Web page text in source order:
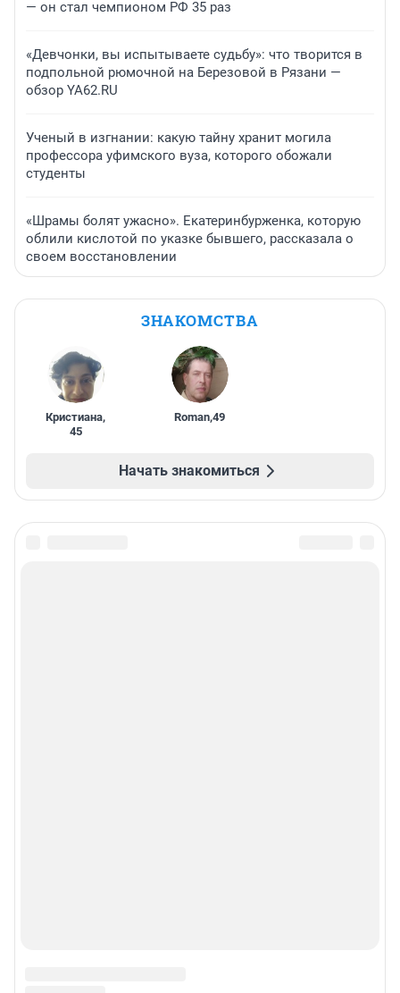
— он стал чемпионом РФ 35 раз
«Девчонки, вы испытываете судьбу»: что творится в
подпольной рюмочной на Березовой в Рязани —
обзор YA62.RU
Ученый в изгнании: какую тайну хранит могила
профессора уфимского вуза, которого обожали
студенты
«Шрамы болят ужасно». Екатеринбурженка, которую
облили кислотой по указке бывшего, рассказала о
своем восстановлении
ЗНАКОМСТВА
Кристиана,
45
Roman,49
Начать знакомиться